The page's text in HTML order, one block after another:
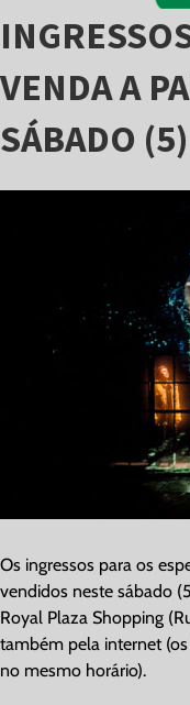
VENDA A
SÁBADO (5)
Os ingressos para os
vendidos neste sábado
Royal Plaza Shopping
também pela internet
no mesmo horário).